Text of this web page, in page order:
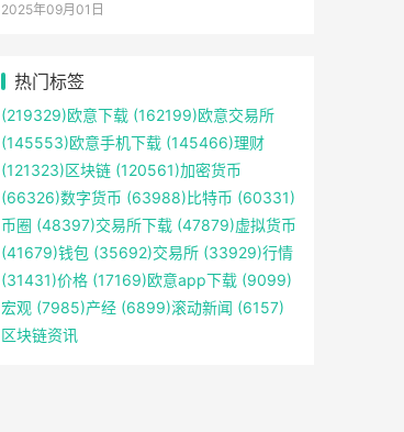
2025年09月01日
热门标签
(219329)欧意下载 (162199)欧意交易所
(145553)欧意手机下载 (145466)理财
(121323)区块链 (120561)加密货币
(66326)数字货币 (63988)比特币 (60331)
币圈 (48397)交易所下载 (47879)虚拟货币
(41679)钱包 (35692)交易所 (33929)行情
(31431)价格 (17169)欧意app下载 (9099)
宏观 (7985)产经 (6899)滚动新闻 (6157)
区块链资讯